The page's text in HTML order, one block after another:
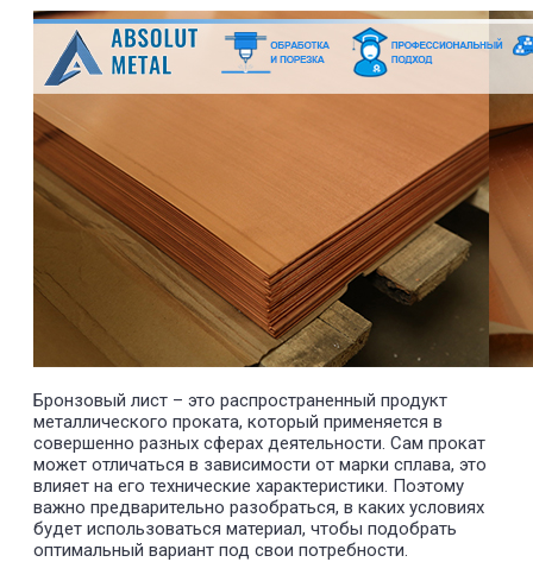
Бронзовый лист – это распространенный продукт
металлического проката, который применяется в
совершенно разных сферах деятельности. Сам прокат
может отличаться в зависимости от марки сплава, это
влияет на его технические характеристики. Поэтому
важно предварительно разобраться, в каких условиях
будет использоваться материал, чтобы подобрать
оптимальный вариант под свои потребности.